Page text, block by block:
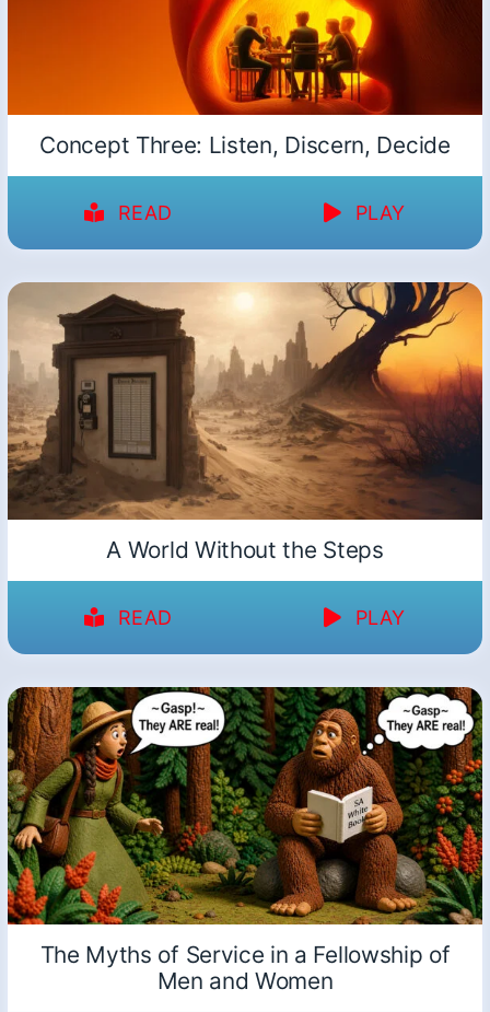
Concept Three: Listen, Discern, Decide
READ PLAY
A World Without the Steps
READ PLAY
The Myths of Service in a Fellowship of
Men and Women